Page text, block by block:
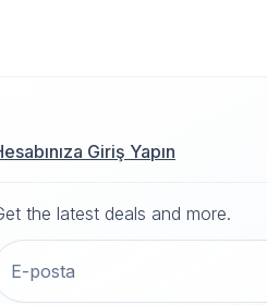
Giriş Yapın
the latest deals and more.